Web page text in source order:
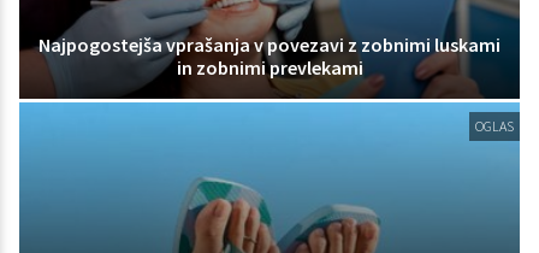
Najpogostejša vprašanja v povezavi z zobnimi luskami
in zobnimi prevlekami
OGLAS